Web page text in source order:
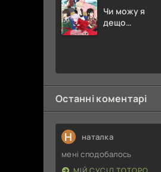
Чи можу я
дещо
Останні коментарі
Н наталка
мені сподобалось